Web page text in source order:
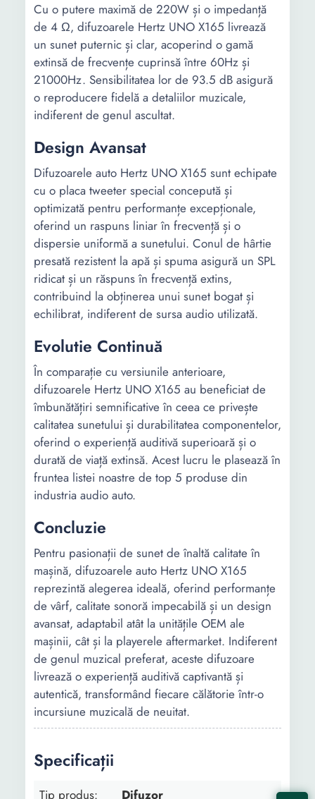
Cu o putere maximă de 220W și o impedanță
de 4 Ω, difuzoarele Hertz UNO X165 livrează
un sunet puternic și clar, acoperind o gamă
extinsă de frecvențe cuprinsă între 60Hz și
21000Hz. Sensibilitatea lor de 93.5 dB asigură
o reproducere fidelă a detaliilor muzicale,
indiferent de genul ascultat.
Design Avansat
Difuzoarele auto Hertz UNO X165 sunt echipate
cu o placa tweeter special concepută și
optimizată pentru performanțe excepționale,
oferind un raspuns liniar în frecvență și o
dispersie uniformă a sunetului. Conul de hârtie
presată rezistent la apă și spuma asigură un SPL
ridicat și un răspuns în frecvență extins,
contribuind la obținerea unui sunet bogat și
echilibrat, indiferent de sursa audio utilizată.
Evolutie Continuă
În comparație cu versiunile anterioare,
difuzoarele Hertz UNO X165 au beneficiat de
îmbunătățiri semnificative în ceea ce privește
calitatea sunetului și durabilitatea componentelor,
oferind o experiență auditivă superioară și o
durată de viață extinsă. Acest lucru le plasează în
fruntea listei noastre de top 5 produse din
industria audio auto.
Concluzie
Pentru pasionații de sunet de înaltă calitate în
mașină, difuzoarele auto Hertz UNO X165
reprezintă alegerea ideală, oferind performanțe
de vârf, calitate sonoră impecabilă și un design
avansat, adaptabil atât la unitățile OEM ale
mașinii, cât și la playerele aftermarket. Indiferent
de genul muzical preferat, aceste difuzoare
livrează o experiență auditivă captivantă și
autentică, transformând fiecare călătorie într-o
incursiune muzicală de neuitat.
Specificații
Tip produs: Difuzor